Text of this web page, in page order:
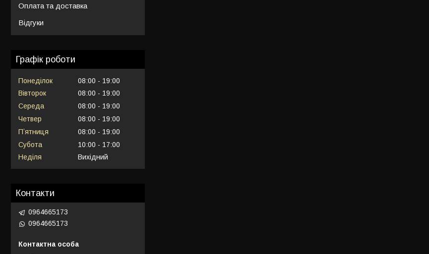
Оплата та доставка
Відгуки
Графік роботи
Понеділок 08:00
19:00
Вівторок
08:00
19:00
Середа
08:00
19:00
Четвер
08:00
19:00
Пʼятниця
08:00
19:00
Субота
10:00
17:00
Неділя
Вихідний
Контакти
0964665173
0964665173